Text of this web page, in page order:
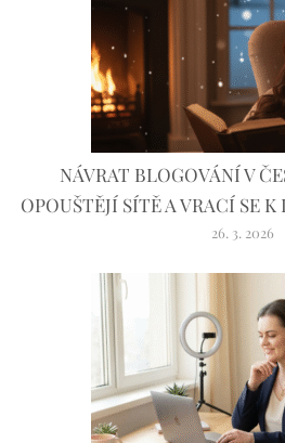
NÁVRAT BLOGOVÁNÍ V
OPOUŠTĚJÍ SÍTĚ A VRACÍ SE
26. 3. 2026